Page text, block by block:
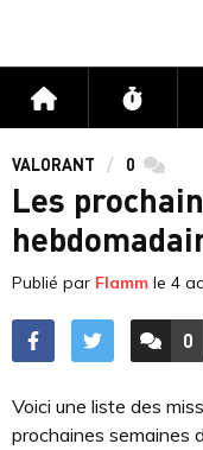
Accueil Flux
VALORANT 0
Les
Publié par Flamm le 4
0
Voici une liste des
prochaines semaines